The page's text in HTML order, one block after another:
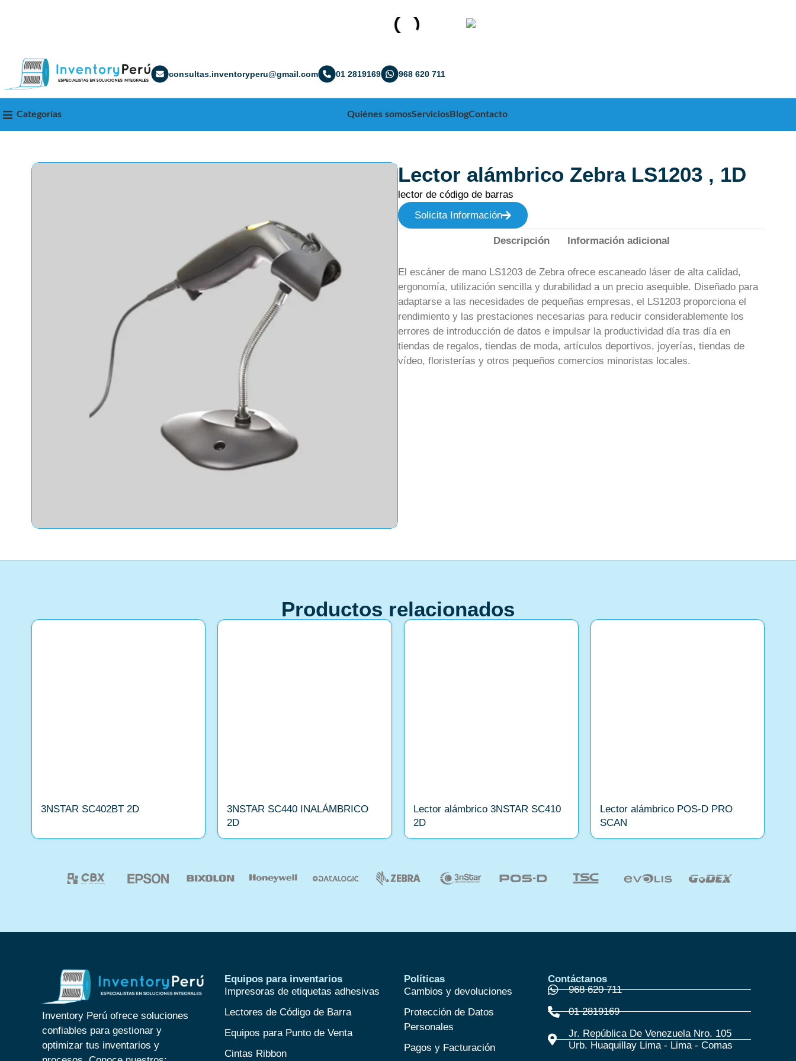
consultas.inventoryperu@gmail.com 01 2819169 968 620 711
Categorías Quiénes somosServiciosBlogContacto
Lector alámbrico Zebra LS1203 , 1D
lector de código de barras
Solicita Información
Descripción Información adicional
El escáner de mano LS1203 de Zebra ofrece escaneado láser de alta calidad,
ergonomía, utilización sencilla y durabilidad a un precio asequible. Diseñado para
adaptarse a las necesidades de pequeñas empresas, el LS1203 proporciona el
rendimiento y las prestaciones necesarias para reducir considerablemente los
errores de introducción de datos e impulsar la productividad día tras día en
tiendas de regalos, tiendas de moda, artículos deportivos, joyerías, tiendas de
vídeo, floristerías y otros pequeños comercios minoristas locales.
Productos relacionados
3NSTAR SC402BT 2D
3NSTAR SC440 INALÁMBRICO
2D
Lector alámbrico 3NSTAR SC410
2D
Lector alámbrico POS-D PRO
SCAN
Inventory Perú ofrece soluciones
confiables para gestionar y
optimizar tus inventarios y
Equipos para inventarios
Impresoras de etiquetas adhesivas
Lectores de Código de Barra
Equipos para Punto de Venta
Cintas Ribbon
Políticas
Cambios y devoluciones
Protección de Datos
Personales
Pagos y Facturación
Contáctanos
968 620 711
01 2819169
Jr. República De Venezuela Nro. 105
Urb. Huaquillay Lima - Lima - Comas